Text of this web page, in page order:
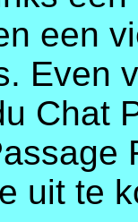
een
Even
Chat
uit te